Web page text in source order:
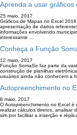
Aprenda a usar gráficos
25 maio, 2017
Gráficos de Mapas no Excel
apresentação de dados
informações envolvendo
interessante …
Conheça a Função
12 maio, 2017
Função SomaSe faz parte da
construção de planilhas
usuários ainda não conhecem a
Autopreenchimento no
8 maio, 2017
O Autopreenchimento no Excel é
realizar cálculos diretos, analisar
sim por facilitar a inserção e